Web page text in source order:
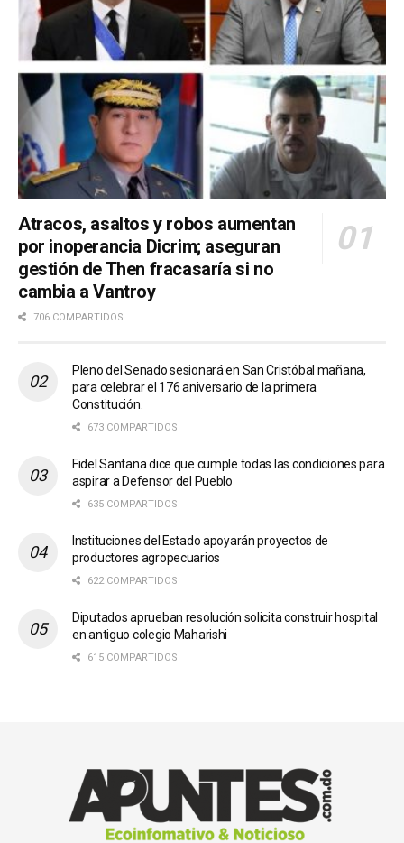
Atracos, asaltos y robos aumentan
por inoperancia Dicrim; aseguran
gestión de Then fracasaría si no
cambia a Vantroy
706 COMPARTIDOS
Pleno del Senado sesionará en San Cristóbal mañana,
para celebrar el 176 aniversario de la primera
Constitución.
673 COMPARTIDOS
Fidel Santana dice que cumple todas las condiciones para
aspirar a Defensor del Pueblo
635 COMPARTIDOS
Instituciones del Estado apoyarán proyectos de
productores agropecuarios
622 COMPARTIDOS
Diputados aprueban resolución solicita construir hospital
en antiguo colegio Maharishi
615 COMPARTIDOS